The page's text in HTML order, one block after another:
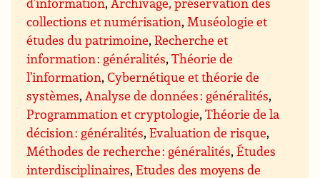
collections et numérisation,Muséologie et
études du patrimoine,Recherche et
information : généralités,Théorie de
l’information,Cybernétique et théorie de
systèmes,Analyse de données : généralités,
Programmation et cryptologie,Théorie de la
décision : généralités,Evaluation de risque,
Méthodes de recherche : généralités,Études
interdisciplinaires,Etudes des moyens de